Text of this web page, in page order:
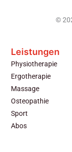
©
Leistungen
Physiotherapie
Ergotherapie
Massage
Osteopathie
Sport
Abos